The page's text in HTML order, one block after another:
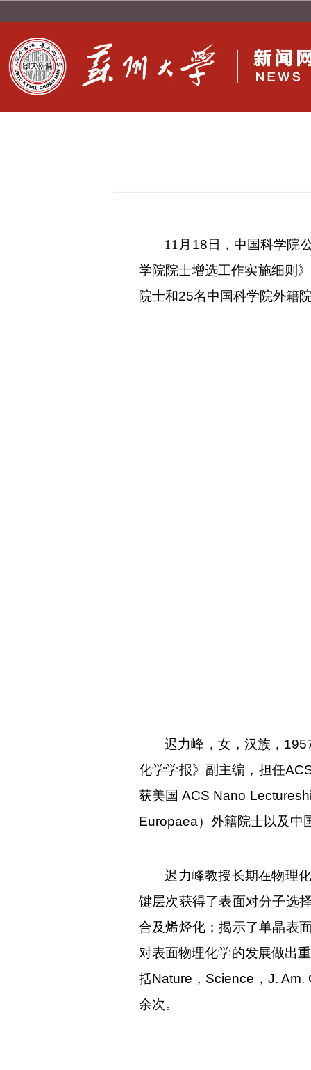
11 月 18日，中国科学院
学院院士增选工作实施细则
院士和25名中国科学院外籍
迟力峰，女，汉族，
化学学报》副主编，担任
获美国 ACS Nano
Europaea）外籍院士以及中
迟力峰教授长期在物理
键层次获得了表面对分子选
合及烯烃化；揭示了单晶表
对表面物理化学的发展做出
括Nature ， Science ， J. Am.
余次。